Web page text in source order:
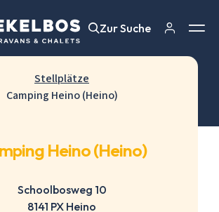
Zur Suche
Zur Suche
Stellplätze
Camping Heino (Heino)
Heino (Heino)
Schoolbosweg 10
8141 PX Heino